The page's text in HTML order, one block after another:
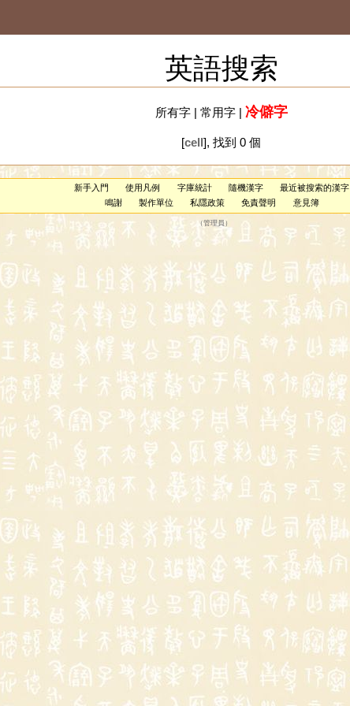
英語搜索
所有字| 常用字| 冷僻字
[cell], 找到 0 個
新手入門 使用凡例 字庫統計 隨機漢字
最近被搜索的漢字
鳴謝
製作單位 私隱政策 免責聲明 意見簿
（管理員 ）